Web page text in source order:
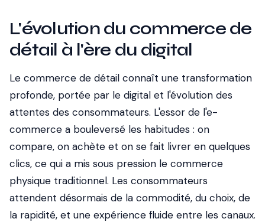
L'évolution du commerce de
détail à l'ère du digital
Le commerce de détail connaît une transformation
profonde, portée par le digital et l'évolution des
attentes des consommateurs. L'essor de l'e-
commerce a bouleversé les habitudes : on
compare, on achète et on se fait livrer en quelques
clics, ce qui a mis sous pression le commerce
physique traditionnel. Les consommateurs
attendent désormais de la commodité, du choix, de
la rapidité, et une expérience fluide entre les canaux.